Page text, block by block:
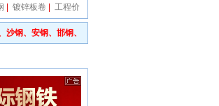
镀锌板卷 工程价
沙钢、安钢、邯钢、长钢一级代理商，综合办：0371-